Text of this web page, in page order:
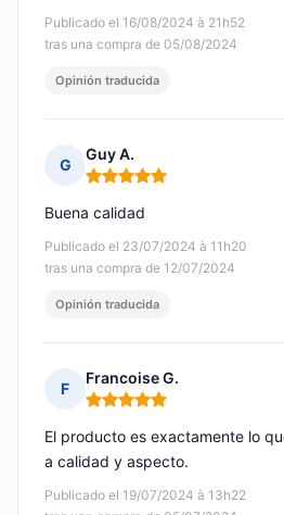
Publicado el 16/08/2024 à 21h52
tras una compra de 05/08/2024
Opinión traducida
G
Guy A.
Nota: 5 de 5
Publicado el 23/07/2024 à 11h20
tras una compra de 12/07/2024
Buena calidad
Opinión traducida
F
Francoise G.
Nota: 5 de 5
Publicado el 19/07/2024 à 13h22
El producto es exactamente lo
a calidad y aspecto.